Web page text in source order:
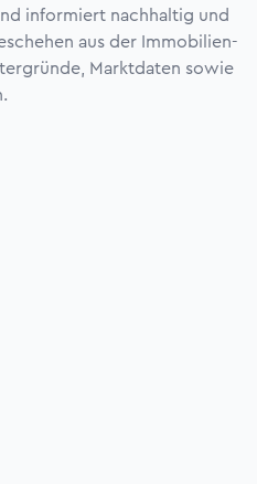
informiert nachhaltig und
aus der Immobilien-
Marktdaten sowie